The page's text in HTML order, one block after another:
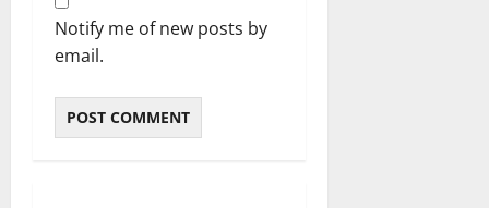
Notify me of new posts by
email.